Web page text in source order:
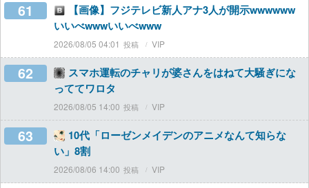
61
【画像】フジテレビ新人アナ3人が開示wwwwww
いいべwwwいいべwww
2026/08/05 04:01 VIP
62
スマホ運転のチャリが婆さんをはねて大騒ぎにな
っててワロタ
2026/08/05 14:00 VIP
63
10代「ローゼンメイデンのアニメなんて知らな
い」8割
2026/08/06 14:00 VIP